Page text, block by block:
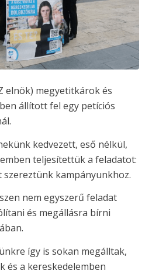
elnök) megyetitkárok és
állított fel egy petíciós
kedvezett, eső nélkül,
teljesítettük a feladatot:
kampányunkhoz.
nem egyszerű feladat
és megállásra bírni
így is sokan megálltak,
és a kereskedelemben